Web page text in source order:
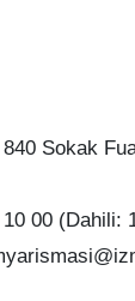
Sokak
00 (Dahili: